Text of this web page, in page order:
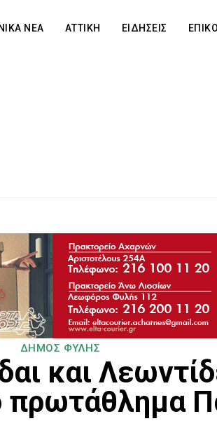
ΝΕΑ ΑΤΤΙΚΗ ΕΙΔΗΣΕΙΣ
ΔΗΜΟΣ ΦΥΛΗΣ
και
πρωτάθλημα